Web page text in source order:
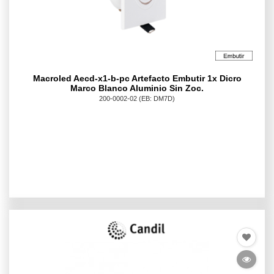
Macroled Aecd-x1-b-pc Artefacto Embutir 1x Dicro
Marco Blanco Aluminio Sin Zoc.
200-0002-02 (EB: DM7D)